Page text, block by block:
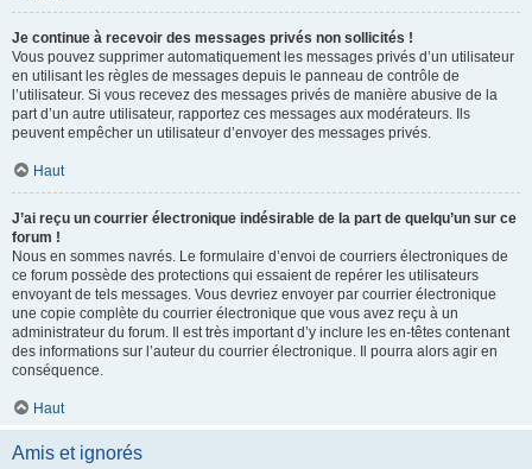
Je continue à recevoir des messages privés non sollicités !
Vous pouvez supprimer automatiquement les messages privés d’un utilisateur
en utilisant les règles de messages depuis le panneau de contrôle de
l’utilisateur. Si vous recevez des messages privés de manière abusive de la
part d’un autre utilisateur, rapportez ces messages aux modérateurs. Ils
peuvent empêcher un utilisateur d’envoyer des messages privés.
Haut
J’ai reçu un courrier électronique indésirable de la part de quelqu’un sur ce
forum !
Nous en sommes navrés. Le formulaire d’envoi de courriers électroniques de
ce forum possède des protections qui essaient de repérer les utilisateurs
envoyant de tels messages. Vous devriez envoyer par courrier électronique
une copie complète du courrier électronique que vous avez reçu à un
administrateur du forum. Il est très important d’y inclure les en-têtes contenant
des informations sur l’auteur du courrier électronique. Il pourra alors agir en
conséquence.
Haut
Amis et ignorés